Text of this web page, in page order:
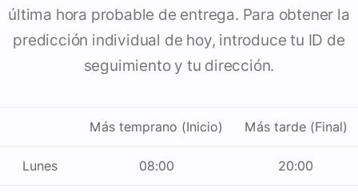
última hora probable de entrega. Para obtener la
predicción individual de hoy, introduce tu ID de
seguimiento y tu dirección.
Más temprano (Inicio) Más tarde (Final)
Lunes 08:00 20:00